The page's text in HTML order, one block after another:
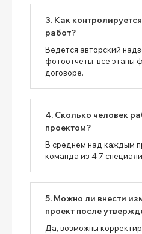
3. Как
работ?
Ведется авторский
фотоотчеты, все этапы
договоре.
4. Сколько человек
проектом?
В среднем над каждым
команда из 4-7
5. Можно ли внести
проект после
Да, возможны